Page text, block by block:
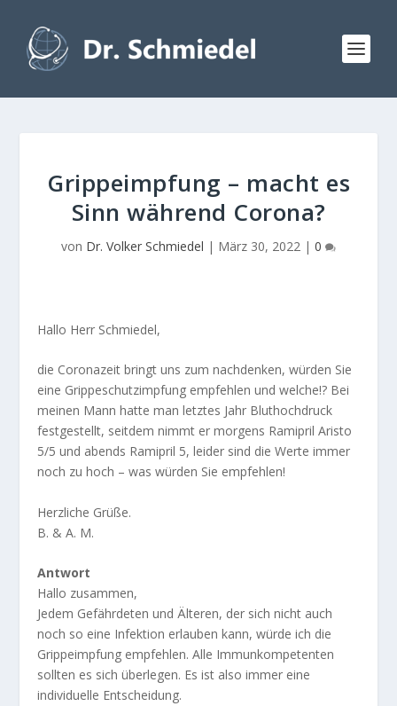
Grippeimpfung – macht es
Sinn während Corona?
von Dr. Volker Schmiedel | März 30, 2022 | 0
Hallo Herr Schmiedel,
die Coronazeit bringt uns zum nachdenken, würden Sie
eine Grippeschutzimpfung empfehlen und welche!? Bei
meinen Mann hatte man letztes Jahr Bluthochdruck
festgestellt, seitdem nimmt er morgens Ramipril Aristo
5/5 und abends Ramipril 5, leider sind die Werte immer
noch zu hoch – was würden Sie empfehlen!
Herzliche Grüße.
B. & A. M.
Antwort
Hallo zusammen,
Jedem Gefährdeten und Älteren, der sich nicht auch
noch so eine Infektion erlauben kann, würde ich die
Grippeimpfung empfehlen. Alle Immunkompetenten
sollten es sich überlegen. Es ist also immer eine
individuelle Entscheidung.